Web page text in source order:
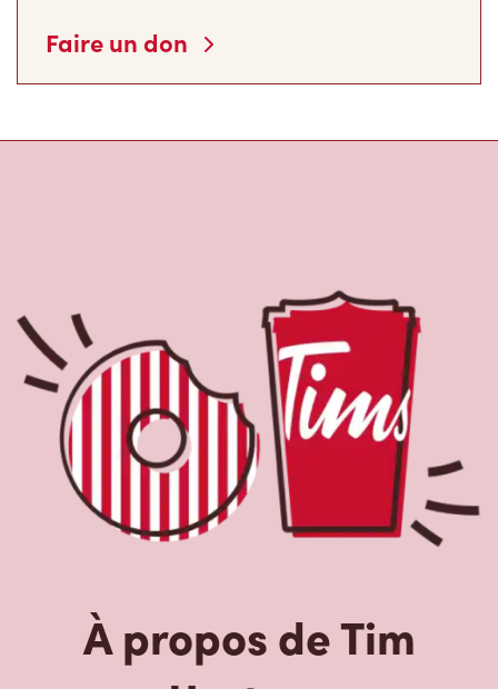
Faire un don
À propos de Tim